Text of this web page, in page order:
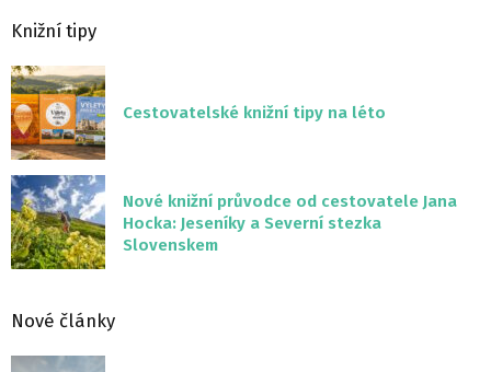
Knižní tipy
Cestovatelské knižní tipy na léto
Nové knižní průvodce od cestovatele Jana
Hocka: Jeseníky a Severní stezka
Slovenskem
Nové články